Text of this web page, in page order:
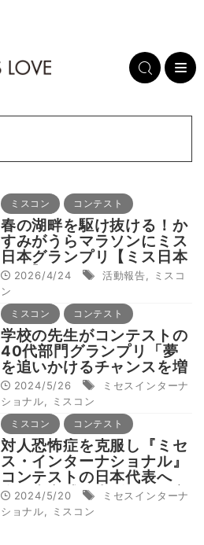
ミスコン コンテスト
春の湖畔を駆け抜ける！か
すみがうらマラソンにミス
日本グランプリ【ミス日本
便り】
2026/4/24 活動報告
ミスコ
ン
ミスコン コンテスト
学校の先生がコンテストの
40代部門グランプリ「夢
を追いかけるチャンスを増
やしたい」
2024/5/26
ミセスインターナ
ショナル
ミスコン
ミスコン コンテスト
対人恐怖症を克服し『ミセ
ス・インターナショナル』
コンテストの日本代表へ
自己肯定感を上げた量子心
理セラピーとは？
2024/5/20
ミセスインターナ
ショナル
ミスコン